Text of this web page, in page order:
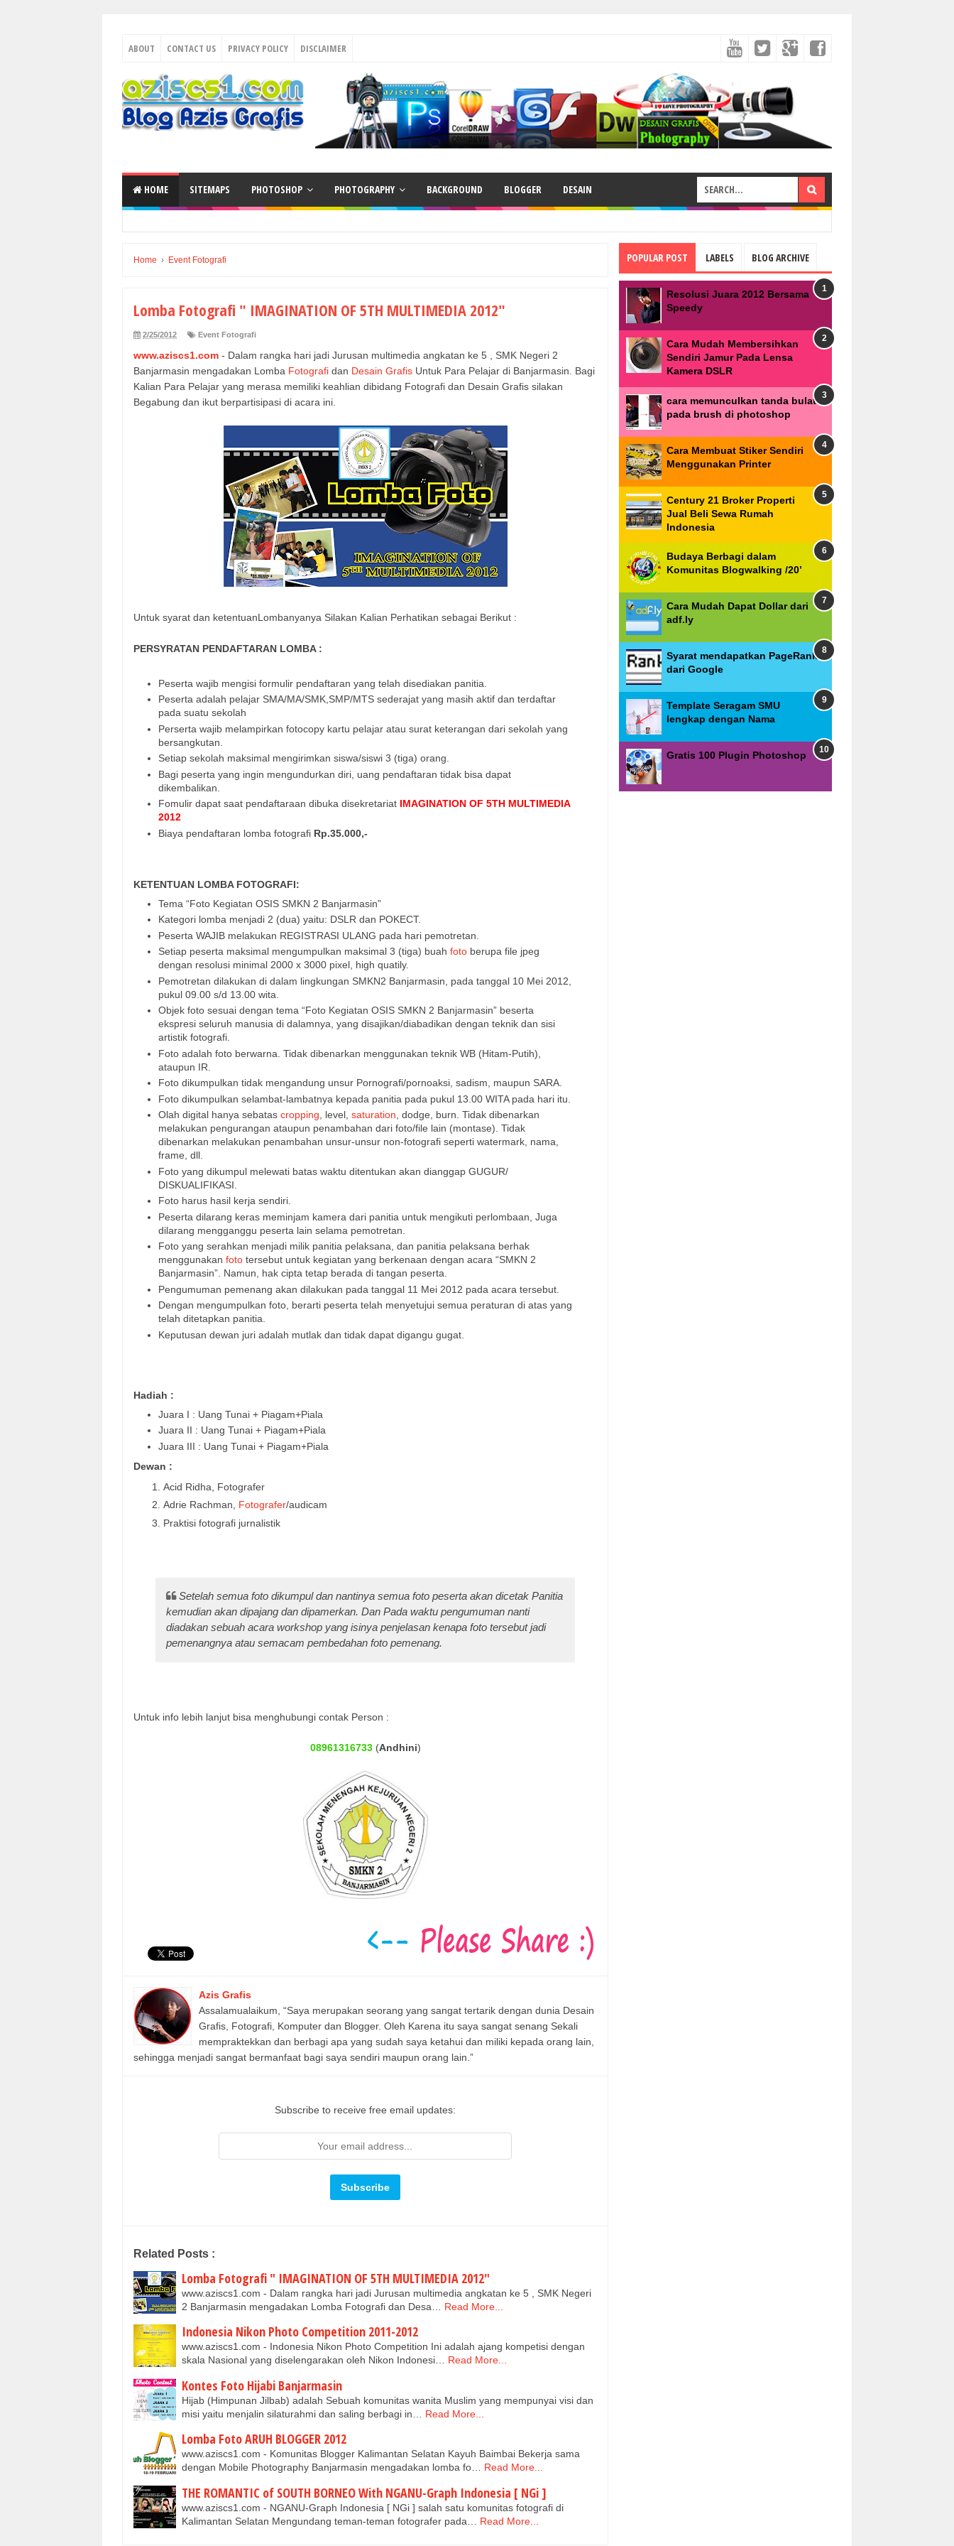
ABOUT CONTACT US PRIVACY POLICY DISCLAIMER
HOME SITEMAPS PHOTOSHOP PHOTOGRAPHY BACKGROUND BLOGGER DESAIN
Home › Event Fotografi
Lomba Fotografi " IMAGINATION OF 5TH MULTIMEDIA 2012"
2/25/2012 Event Fotografi
www.aziscs1.com - Dalam rangka hari jadi Jurusan multimedia angkatan ke 5 , SMK Negeri 2
Banjarmasin mengadakan Lomba Fotografi dan Desain Grafis Untuk Para Pelajar di Banjarmasin. Bagi
Kalian Para Pelajar yang merasa memiliki keahlian dibidang Fotografi dan Desain Grafis silakan
Begabung dan ikut berpartisipasi di acara ini.
Untuk syarat dan ketentuanLombanyanya Silakan Kalian Perhatikan sebagai Berikut :
PERSYRATAN PENDAFTARAN LOMBA :
Peserta wajib mengisi formulir pendaftaran yang telah disediakan panitia.
Peserta adalah pelajar SMA/MA/SMK,SMP/MTS sederajat yang masih aktif dan terdaftar
pada suatu sekolah
Perserta wajib melampirkan fotocopy kartu pelajar atau surat keterangan dari sekolah yang
bersangkutan.
Setiap sekolah maksimal mengirimkan siswa/siswi 3 (tiga) orang.
Bagi peserta yang ingin mengundurkan diri, uang pendaftaran tidak bisa dapat
dikembalikan.
Fomulir dapat saat pendaftaraan dibuka disekretariat IMAGINATION OF 5TH MULTIMEDIA
2012
Biaya pendaftaran lomba fotografi Rp.35.000,-
KETENTUAN LOMBA FOTOGRAFI:
Tema “Foto Kegiatan OSIS SMKN 2 Banjarmasin”
Kategori lomba menjadi 2 (dua) yaitu: DSLR dan POKECT.
Peserta WAJIB melakukan REGISTRASI ULANG pada hari pemotretan.
Setiap peserta maksimal mengumpulkan maksimal 3 (tiga) buah foto berupa file jpeg
dengan resolusi minimal 2000 x 3000 pixel, high quatily.
Pemotretan dilakukan di dalam lingkungan SMKN2 Banjarmasin, pada tanggal 10 Mei 2012,
pukul 09.00 s/d 13.00 wita.
Objek foto sesuai dengan tema “Foto Kegiatan OSIS SMKN 2 Banjarmasin” beserta
ekspresi seluruh manusia di dalamnya, yang disajikan/diabadikan dengan teknik dan sisi
artistik fotografi.
Foto adalah foto berwarna. Tidak dibenarkan menggunakan teknik WB (Hitam-Putih),
ataupun IR.
Foto dikumpulkan tidak mengandung unsur Pornografi/pornoaksi, sadism, maupun SARA.
Foto dikumpulkan selambat-lambatnya kepada panitia pada pukul 13.00 WITA pada hari itu.
Olah digital hanya sebatas cropping, level, saturation, dodge, burn. Tidak dibenarkan
melakukan pengurangan ataupun penambahan dari foto/file lain (montase). Tidak
dibenarkan melakukan penambahan unsur-unsur non-fotografi seperti watermark, nama,
frame, dll.
Foto yang dikumpul melewati batas waktu ditentukan akan dianggap GUGUR/
DISKUALIFIKASI.
Foto harus hasil kerja sendiri.
Peserta dilarang keras meminjam kamera dari panitia untuk mengikuti perlombaan, Juga
dilarang mengganggu peserta lain selama pemotretan.
Foto yang serahkan menjadi milik panitia pelaksana, dan panitia pelaksana berhak
menggunakan foto tersebut untuk kegiatan yang berkenaan dengan acara “SMKN 2
Banjarmasin”. Namun, hak cipta tetap berada di tangan peserta.
Pengumuman pemenang akan dilakukan pada tanggal 11 Mei 2012 pada acara tersebut.
Dengan mengumpulkan foto, berarti peserta telah menyetujui semua peraturan di atas yang
telah ditetapkan panitia.
Keputusan dewan juri adalah mutlak dan tidak dapat digangu gugat.
Hadiah :
Juara I : Uang Tunai + Piagam+Piala
Juara II : Uang Tunai + Piagam+Piala
Juara III : Uang Tunai + Piagam+Piala
Dewan :
Acid Ridha, Fotografer
Adrie Rachman, Fotografer/audicam
Praktisi fotografi jurnalistik
Setelah semua foto dikumpul dan nantinya semua foto peserta akan dicetak Panitia
kemudian akan dipajang dan dipamerkan. Dan Pada waktu pengumuman nanti
diadakan sebuah acara workshop yang isinya penjelasan kenapa foto tersebut jadi
pemenangnya atau semacam pembedahan foto pemenang.
Untuk info lebih lanjut bisa menghubungi contak Person :
08961316733 (Andhini)
Azis Grafis
Assalamualaikum, “Saya merupakan seorang yang sangat tertarik dengan dunia Desain
Grafis, Fotografi, Komputer dan Blogger. Oleh Karena itu saya sangat senang Sekali
mempraktekkan dan berbagi apa yang sudah saya ketahui dan miliki kepada orang lain,
sehingga menjadi sangat bermanfaat bagi saya sendiri maupun orang lain.”
Subscribe to receive free email updates:
Related Posts :
Lomba Fotografi " IMAGINATION OF 5TH MULTIMEDIA 2012"
www.aziscs1.com - Dalam rangka hari jadi Jurusan multimedia angkatan ke 5 , SMK Negeri
2 Banjarmasin mengadakan Lomba Fotografi dan Desa…
Read More...
Indonesia Nikon Photo Competition 2011-2012
www.aziscs1.com - Indonesia Nikon Photo Competition Ini adalah ajang kompetisi dengan
skala Nasional yang diselengarakan oleh Nikon Indonesi… Read More...
Kontes Foto Hijabi Banjarmasin
Hijab (Himpunan Jilbab) adalah Sebuah komunitas wanita Muslim yang mempunyai visi dan
misi yaitu menjalin silaturahmi dan saling berbagi in…
Read More...
Lomba Foto ARUH BLOGGER 2012
www.aziscs1.com - Komunitas Blogger Kalimantan Selatan Kayuh Baimbai Bekerja sama
dengan Mobile Photography Banjarmasin mengadakan lomba fo… Read More...
THE ROMANTIC of SOUTH BORNEO With NGANU-Graph Indonesia [ NGi ]
www.aziscs1.com - NGANU-Graph Indonesia [ NGi ] salah satu komunitas fotografi di
Kalimantan Selatan Mengundang teman-teman fotografer pada…
Read More...
POPULAR POST LABELS BLOG ARCHIVE
Resolusi Juara 2012 Bersama
Speedy
Cara Mudah Membersihkan
Sendiri Jamur Pada Lensa
Kamera DSLR
cara memunculkan tanda bulat
pada brush di photoshop
Cara Membuat Stiker Sendiri
Menggunakan Printer
Century 21 Broker Properti
Jual Beli Sewa Rumah
Indonesia
Budaya Berbagi dalam
Komunitas Blogwalking /20’
Cara Mudah Dapat Dollar dari
adf.ly
Syarat mendapatkan PageRank
dari Google
Template Seragam SMU
lengkap dengan Nama
Gratis 100 Plugin Photoshop